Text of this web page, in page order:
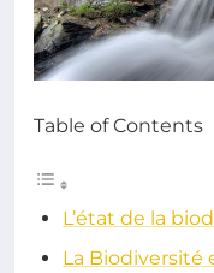
Table of Contents
L’état de la
La Biodiversité